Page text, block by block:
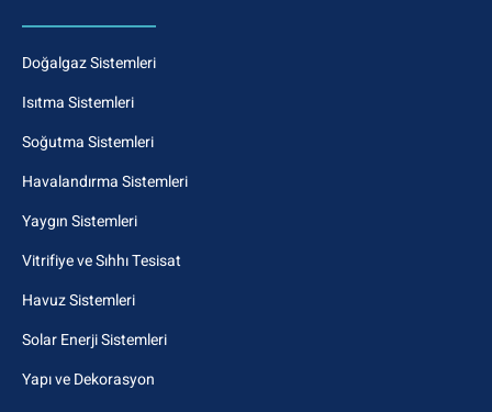
Doğalgaz Sistemleri
Isıtma Sistemleri
Soğutma Sistemleri
Havalandırma Sistemleri
Yaygın Sistemleri
Vitrifiye ve Sıhhı Tesisat
Havuz Sistemleri
Solar Enerji Sistemleri
Yapı ve Dekorasyon